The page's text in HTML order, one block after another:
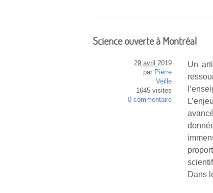
Science ouverte à Montréal
Un
Dans
29 avril 2019
par Pierre
Veille
1645 visites
0 commentaire